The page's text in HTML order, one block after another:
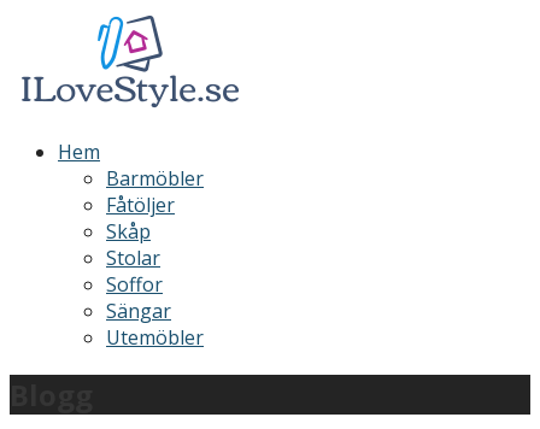
innehåll
Hem
Barmöbler
Fåtöljer
Skåp
Stolar
Soffor
Sängar
Utemöbler